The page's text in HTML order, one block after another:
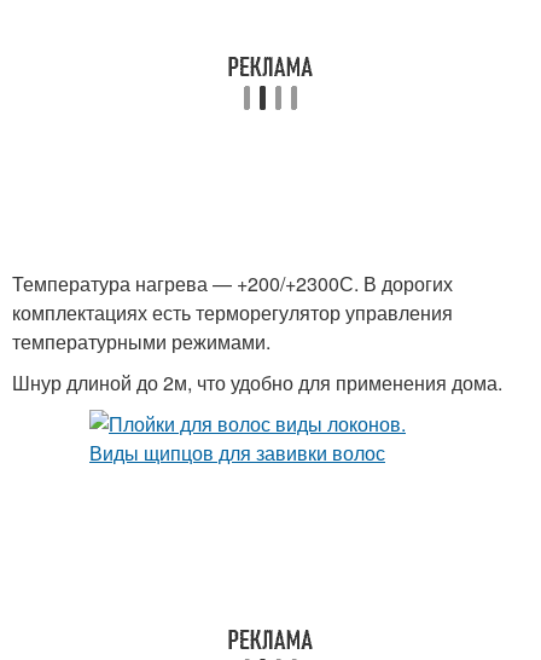
Температура нагрева — +200/+2300С. В дорогих
комплектациях есть терморегулятор управления
температурными режимами.
Шнур длиной до 2м, что удобно для применения дома.